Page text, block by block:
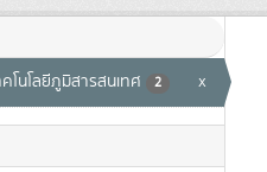
โนโลยีภูมิสารสนเทศ 2 x